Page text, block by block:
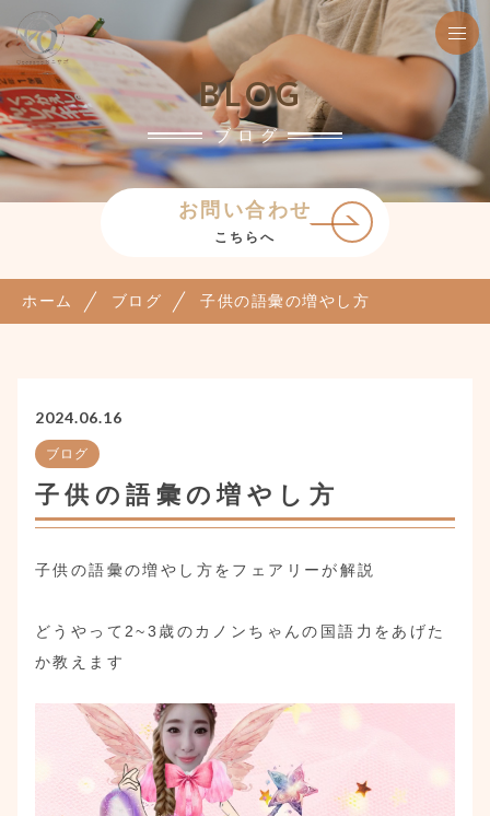
BLOG
ブログ
お問い合わせ
こちらへ
ホーム ブログ 子供の語彙の増やし方
2024.06.16
ブログ
子供の語彙の増やし方
子供の語彙の増やし方をフェアリーが解説
どうやって2~3歳のカノンちゃんの国語力をあげた
か教えます